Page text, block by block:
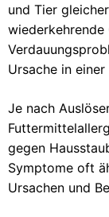
und Tier
wiederkehrende
Ursache in
Je nach
gegen
Symptome oft
Ursachen und